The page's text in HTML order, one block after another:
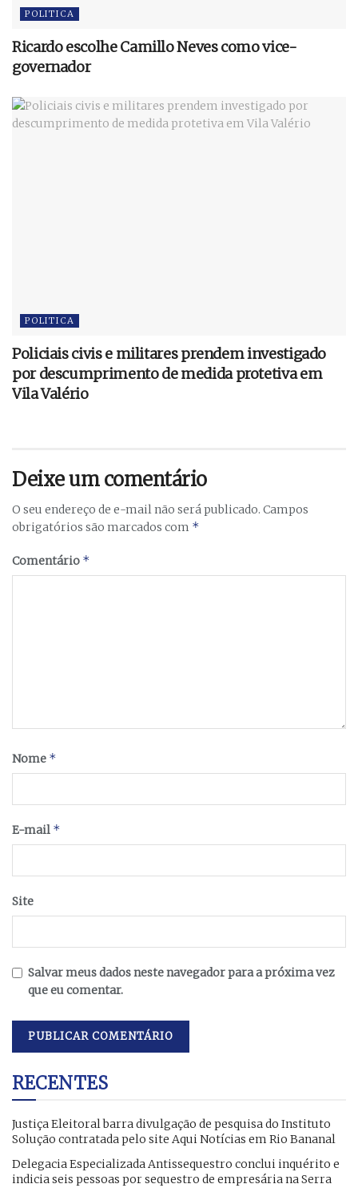
POLITICA
Ricardo escolhe Camillo Neves como vice-
governador
POLITICA
Policiais civis e militares prendem investigado
por descumprimento de medida protetiva em
Vila Valério
Deixe um comentário
O seu endereço de e-mail não será publicado. Campos
obrigatórios são marcados com *
Comentário *
Nome *
E-mail *
Site
Salvar meus dados neste navegador para a próxima vez
que eu comentar.
RECENTES
Justiça Eleitoral barra divulgação de pesquisa do Instituto
Solução contratada pelo site Aqui Notícias em Rio Bananal
Delegacia Especializada Antissequestro conclui inquérito e
indicia seis pessoas por sequestro de empresária na Serra